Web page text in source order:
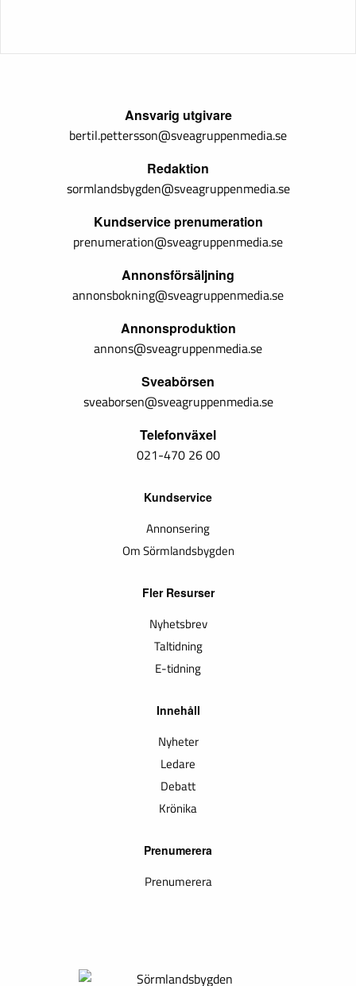
Ansvarig utgivare
bertil.pettersson@sveagruppenmedia.se
Redaktion
sormlandsbygden@sveagruppenmedia.se
Kundservice prenumeration
prenumeration@sveagruppenmedia.se
Annonsförsäljning
annonsbokning@sveagruppenmedia.se
Annonsproduktion
annons@sveagruppenmedia.se
Sveabörsen
sveaborsen@sveagruppenmedia.se
Telefonväxel
021-470 26 00
Kundservice
Annonsering
Om Sörmlandsbygden
Fler Resurser
Nyhetsbrev
Taltidning
E-tidning
Innehåll
Nyheter
Ledare
Debatt
Krönika
Prenumerera
Prenumerera